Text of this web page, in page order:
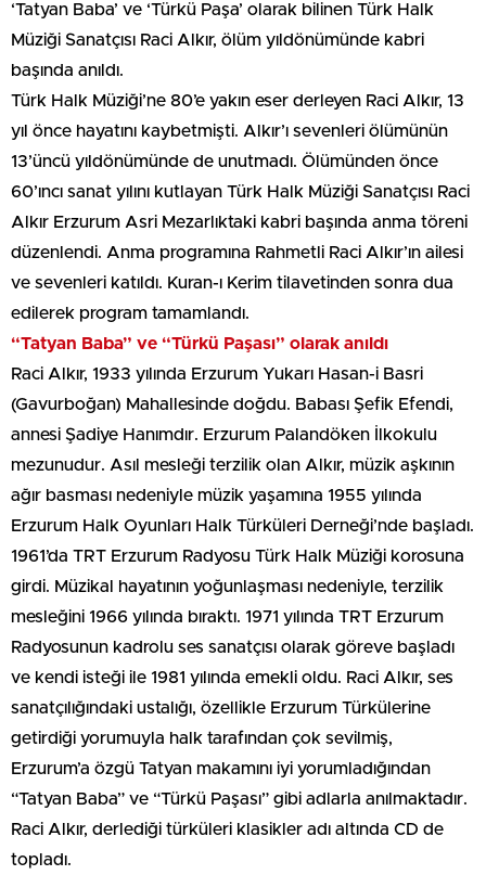
‘Tatyan Baba’ ve ‘Türkü Paşa’ olarak bilinen Türk Halk
Müziği Sanatçısı Raci Alkır, ölüm yıldönümünde kabri
başında anıldı.
Türk Halk Müziği’ne 80’e yakın eser derleyen Raci Alkır, 13
yıl önce hayatını kaybetmişti. Alkır’ı sevenleri ölümünün
13’üncü yıldönümünde de unutmadı. Ölümünden önce
60’ıncı sanat yılını kutlayan Türk Halk Müziği Sanatçısı Raci
Alkır Erzurum Asri Mezarlıktaki kabri başında anma töreni
düzenlendi. Anma programına Rahmetli Raci Alkır’ın ailesi
ve sevenleri katıldı. Kuran-ı Kerim tilavetinden sonra dua
edilerek program tamamlandı.
“Tatyan Baba” ve “Türkü Paşası” olarak anıldı
Raci Alkır, 1933 yılında Erzurum Yukarı Hasan-i Basri
(Gavurboğan) Mahallesinde doğdu. Babası Şefik Efendi,
annesi Şadiye Hanımdır. Erzurum Palandöken İlkokulu
mezunudur. Asıl mesleği terzilik olan Alkır, müzik aşkının
ağır basması nedeniyle müzik yaşamına 1955 yılında
Erzurum Halk Oyunları Halk Türküleri Derneği’nde başladı.
1961’da TRT Erzurum Radyosu Türk Halk Müziği korosuna
girdi. Müzikal hayatının yoğunlaşması nedeniyle, terzilik
mesleğini 1966 yılında bıraktı. 1971 yılında TRT Erzurum
Radyosunun kadrolu ses sanatçısı olarak göreve başladı
ve kendi isteği ile 1981 yılında emekli oldu. Raci Alkır, ses
sanatçılığındaki ustalığı, özellikle Erzurum Türkülerine
getirdiği yorumuyla halk tarafından çok sevilmiş,
Erzurum’a özgü Tatyan makamını iyi yorumladığından
“Tatyan Baba” ve “Türkü Paşası” gibi adlarla anılmaktadır.
Raci Alkır, derlediği türküleri klasikler adı altında CD de
topladı.